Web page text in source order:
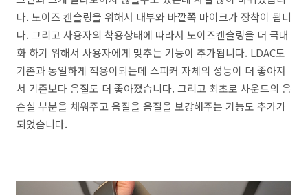
다. 노이즈 캔슬링을 위해서 내부와 바깥쪽 마이크가 장착이 됩니
다. 그리고 사용자의 착용상태에 따라서 노이즈캔슬링을 더 극대
화 하기 위해서 사용자에게 맞추는 기능이 추가됩니다. LDAC도
기존과 동일하게 적용이되는데 스피커 자체의 성능이 더 좋아져
서 기존보다 음질도 더 좋아졌습니다. 그리고 최초로 사운드의 음
손실 부분을 채워주고 음질을 음질을 보강해주는 기능도 추가가
되었습니다.